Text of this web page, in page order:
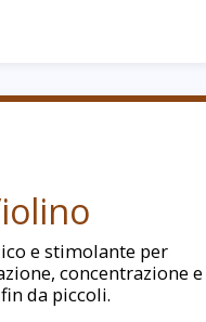
e stimolante per
concentrazione e
da piccoli.